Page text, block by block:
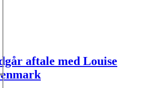
aftale med Louise